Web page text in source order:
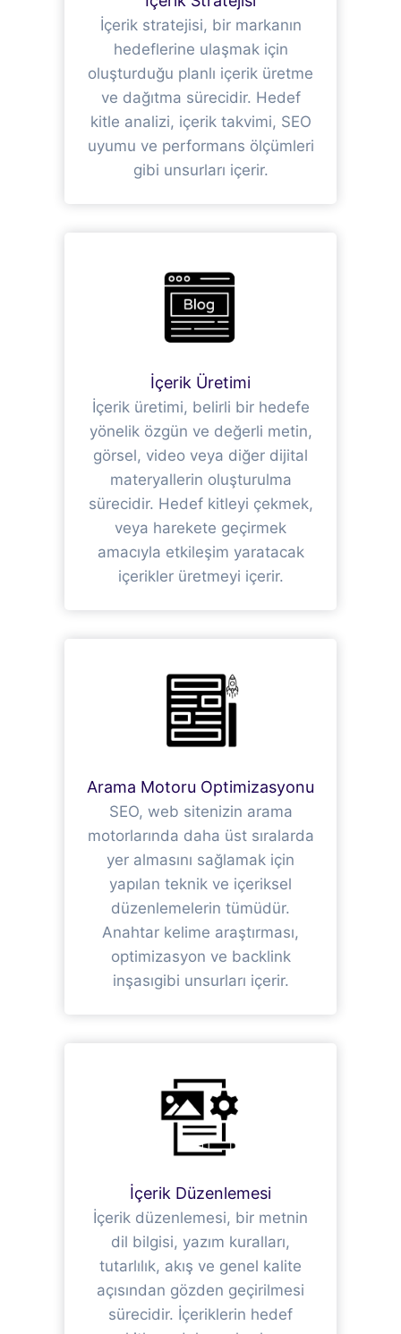
İçerik stratejisi, bir markanın
hedeflerine ulaşmak için
oluşturduğu planlı içerik üretme
ve dağıtma sürecidir. Hedef
kitle analizi, içerik takvimi, SEO
uyumu ve performans ölçümleri
gibi unsurları içerir.
İçerik Üretimi
İçerik üretimi, belirli bir hedefe
yönelik özgün ve değerli metin,
görsel, video veya diğer dijital
materyallerin oluşturulma
sürecidir. Hedef kitleyi çekmek,
veya harekete geçirmek
amacıyla etkileşim yaratacak
içerikler üretmeyi içerir.
Arama Motoru Optimizasyonu
SEO, web sitenizin arama
motorlarında daha üst sıralarda
yer almasını sağlamak için
yapılan teknik ve içeriksel
düzenlemelerin tümüdür.
Anahtar kelime araştırması,
optimizasyon ve backlink
inşasıgibi unsurları içerir.
İçerik Düzenlemesi
İçerik düzenlemesi, bir metnin
dil bilgisi, yazım kuralları,
tutarlılık, akış ve genel kalite
açısından gözden geçirilmesi
sürecidir. İçeriklerin hedef